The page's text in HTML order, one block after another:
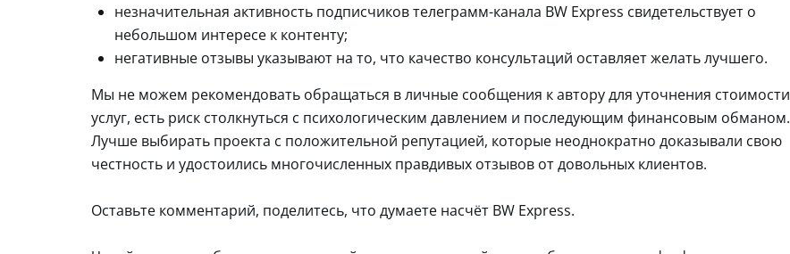
незначительная активность подписчиков телеграмм-канала BW Express свидетельствует о
небольшом интересе к контенту;
негативные отзывы указывают на то, что качество консультаций оставляет желать лучшего.
Мы не можем рекомендовать обращаться в личные сообщения к автору для уточнения стоимости
услуг, есть риск столкнуться с психологическим давлением и последующим финансовым обманом.
Лучше выбирать проекта с положительной репутацией, которые неоднократно доказывали свою
честность и удостоились многочисленных правдивых отзывов от довольных клиентов.
Оставьте комментарий, поделитесь, что думаете насчёт BW Express.